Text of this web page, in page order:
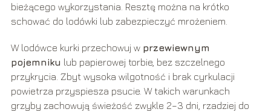
bieżącego wykorzystania. Resztę można na krótko
schować do lodówki lub zabezpieczyć mrożeniem.
W lodówce kurki przechowuj w przewiewnym
pojemniku lub papierowej torbie, bez szczelnego
przykrycia. Zbyt wysoka wilgotność i brak cyrkulacji
powietrza przyspiesza psucie. W takich warunkach
grzyby zachowują świeżość zwykle 2–3 dni, rzadziej do